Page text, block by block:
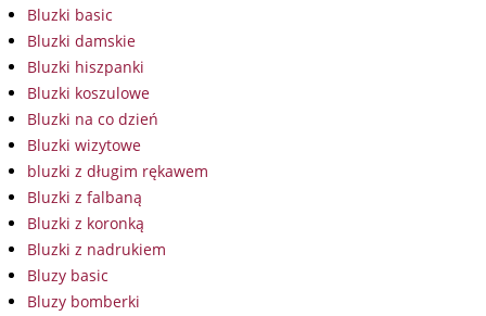
Bluzki basic
Bluzki damskie
Bluzki hiszpanki
Bluzki koszulowe
Bluzki na co dzień
Bluzki wizytowe
bluzki z długim rękawem
Bluzki z falbaną
Bluzki z koronką
Bluzki z nadrukiem
Bluzy basic
Bluzy bomberki